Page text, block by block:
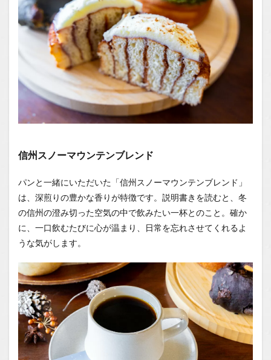
信州スノーマウンテンブレンド
パンと一緒にいただいた「信州スノーマウンテンブレンド」
は、深煎りの豊かな香りが特徴です。説明書きを読むと、冬
の信州の澄み切った空気の中で飲みたい一杯とのこと。確か
に、一口飲むたびに心が温まり、日常を忘れさせてくれるよ
うな気がします。